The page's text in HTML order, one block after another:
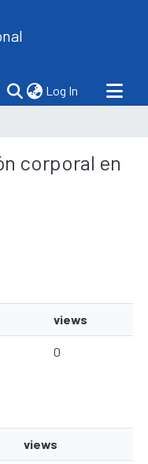
Log In (current)
corporal en
views
0
views